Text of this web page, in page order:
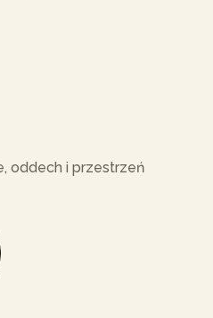
oddech i przestrzeń